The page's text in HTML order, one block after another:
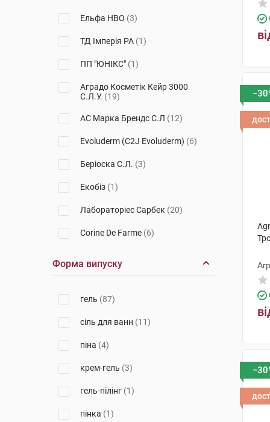
SVR(1)
Медова мрія
Ельфа НВО (3)
ТД Імперія РА (1)
ПП "ЮНІКС" (1)
Аградо Косметік Кейр 3000
С.Л.У. (19)
АС Марка Брендс С.Л (12)
Evoluderm (C2J Evoluderm) (6)
Беріоска С.Л. (3)
Екобіз (1)
Лабораторіес Сарбек (20)
Corine De Farme (6)
Biovene Cosmetics SL(4)
ТЗМО СА
Лабораторія Біодерма
Артеріум Корпорація (
Форма випуску
гель (87)
сіль для ванн (11)
піна (4)
крем-гель (3)
гель-пілінг (1)
пінка (1)